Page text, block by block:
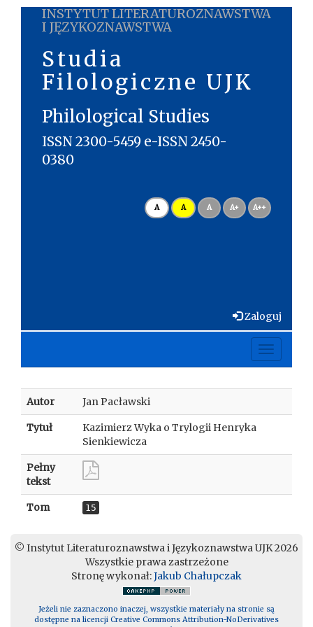
INSTYTUT LITERATUROZNAWSTWA
I JĘZYKOZNAWSTWA
Studia
Filologiczne UJK
Philological Studies
ISSN 2300-5459 e-ISSN 2450-
0380
A A A A+ A++
Zaloguj
Toggle
Autor Jan Pacławski
Tytuł
Kazimierz Wyka o Trylogii Henryka
Sienkiewicza
Pełny
tekst
Tom 15
© Instytut Literaturoznawstwa i Językoznawstwa UJK 2026
Wszystkie prawa zastrzeżone
Stronę wykonał:Jakub Chałupczak
Jeżeli nie zaznaczono inaczej, wszystkie materiały na stronie są
dostępne na licencji Creative Commons Attribution-NoDerivatives